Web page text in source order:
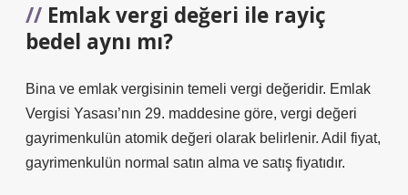
Emlak vergi değeri ile rayiç
bedel aynı mı?
Bina ve emlak vergisinin temeli vergi değeridir. Emlak
Vergisi Yasası’nın 29. maddesine göre, vergi değeri
gayrimenkulün atomik değeri olarak belirlenir. Adil fiyat,
gayrimenkulün normal satın alma ve satış fiyatıdır.